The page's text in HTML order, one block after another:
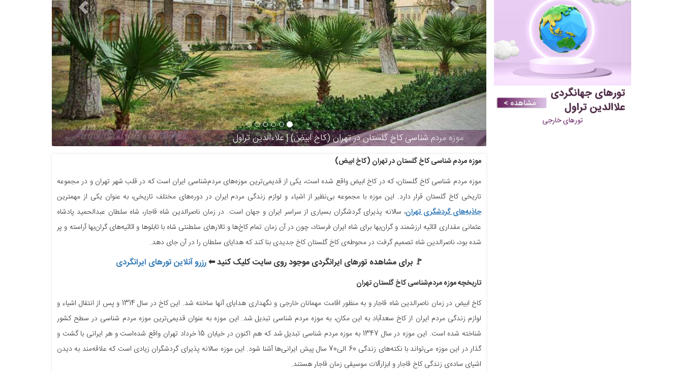
تورهای خارجی
موزه مردم شناسی کاخ گلستان در تهران (کاخ ابیض) | علاءالدین تراول
موزه مردم شناسی کاخ گلستان در تهران (کاخ ابیض)
موزه مردم شناسی کاخ گلستان، که در کاخ ابیض واقع شده است، یکی از قدیمی‌ترین موزه‌های مردم‌شناسی ایران است که در قلب شهر تهران و در مجموعه
تاریخی کاخ گلستان قرار دارد. این موزه با مجموعه بی‌نظیر از اشیاء و لوازم زندگی مردم ایران در دوره‌های مختلف تاریخی، به عنوان یکی از مهمترین
جاذبه‌های گردشگری تهران، سالانه پذیرای گردشگران بسیاری از سراسر ایران و جهان است. در زمان ناصرالدین شاه قاجار، شاه سلطان عبدالحمید پادشاه
عثمانی مقداری اثاثیه‌ ارزشمند و گران‌بها برای شاه ایران فرستاد، چون در آن زمان تمام کاخ‌ها و تالارهای سلطنتی شاه با تابلوها و اثاثیه‌های گران‌بها آراسته و پر
شده بود، ناصرالدین شاه تصمیم گرفت در محوطه‌ی کاخ گلستان کاخ جدیدی بنا کند که هدایای سلطان را در آن جای دهد.
‌🚩 برای مشاهده تورهای ایرانگردی موجود روی سایت کلیک کنید ⬅رزرو آنلاین تورهای ایرانگردی
تاریخچه موزه مردم‌شناسی کاخ گلستان تهران
کاخ ابیض در زمان ناصرالدین شاه قاجار و به منظور اقامت مهمانان خارجی و نگهداری هدایای آنها ساخته شد. این کاخ در سال 1314 و پس از انتقال اشیاء و
لوازم زندگی مردم ایران از کاخ سعدآباد به این مکان، به موزه مردم شناسی تبدیل شد. این موزه به عنوان قدیمی‌ترین موزه‌ مردم شناسی در سطح کشور
شناخته شده است. این موزه در سال 1347 به موزه مردم شناسی تبدیل شد که هم اکنون در خیابان 15 خرداد تهران واقع شده‌است و هر ایرانی با گشت و
گذار در این موزه می‌تواند با نکته‌های زندگی 60 الی70 سال پیش ایرانی‌ها آشنا شود. این موزه سالانه پذیرای گردشگران زیادی است که علاقه‌مند به دیدن
اشیای ساده‌ی زندگی کاخ قاجار و ابزارآلات موسیقی زمان قاجار هستند.